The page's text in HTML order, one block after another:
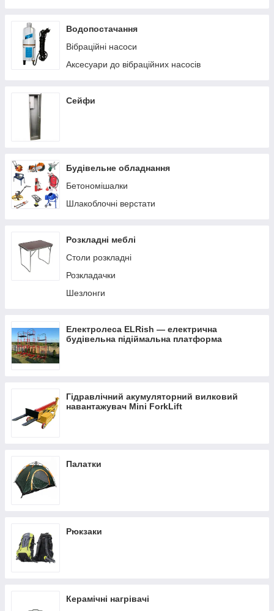
Водопостачання
Вібраційні насоси
Аксесуари до вібраційних насосів
Сейфи
Будівельне обладнання
Бетономішалки
Шлакоблочні верстати
Розкладні меблі
Столи розкладні
Розкладачки
Шезлонги
Електролеса ELRish — електрична
будівельна підіймальна платформа
Гідравлічний акумуляторний вилковий
навантажувач Mini ForkLift
Палатки
Рюкзаки
Керамічні нагрівачі